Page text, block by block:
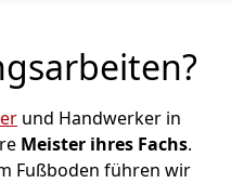
und Handwerker in
Meister ihres Fachs.
Fußboden führen wir